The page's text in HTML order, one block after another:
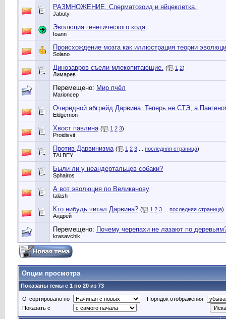
РАЗМНОЖЕНИЕ. Сперматозоид и яйцеклетка.
Jabuty
Эволюция генетического кода
Ioann
Происхождение мозга как иллюстрация теории
Solano
Динозавров съели млекопитающие. ( 1 2)
Лимарев
Перемещено: Мир пчёл
Marioncep
Очередной абгрейд Дарвина. Теперь не СТЭ, а
Eldgernon
Хвост павлина ( 1 2 3)
Proidisvit
Против Дарвинизма ( 1 2 3 последняя страница)
TALBEY
Были ли у неандертальцев собаки?
Sphairos
А вот эволюция по Великанову
talash
Кто нибудь читал Дарвина? ( 1 2 3 последняя страница)
Андрей
Перемещено: Почему черепахи не лазают по
krasavchik
Опции просмотра
Показаны темы с 1 по 20 из 73
Отсортировано по
Порядок отображения
Показать с